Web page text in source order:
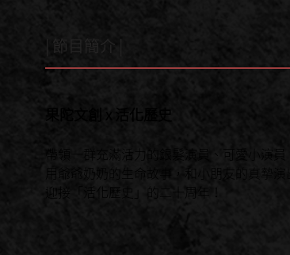
| 節目簡介 |
果陀文創 x 活化歷史
帶領一群充滿活力的銀髮演員、可愛小演員
用爺爺奶奶的生命故事，和小朋友的真摯演出
迎接「活化歷史」的二十周年！